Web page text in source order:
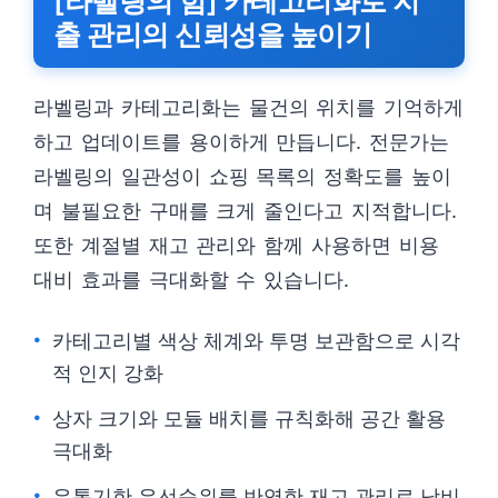
출 관리의 신뢰성을 높이기
라벨링과 카테고리화는 물건의 위치를 기억하게
하고 업데이트를 용이하게 만듭니다. 전문가는
라벨링의 일관성이 쇼핑 목록의 정확도를 높이
며 불필요한 구매를 크게 줄인다고 지적합니다.
또한 계절별 재고 관리와 함께 사용하면 비용
대비 효과를 극대화할 수 있습니다.
카테고리별 색상 체계와 투명 보관함으로 시각
적 인지 강화
상자 크기와 모듈 배치를 규칙화해 공간 활용
극대화